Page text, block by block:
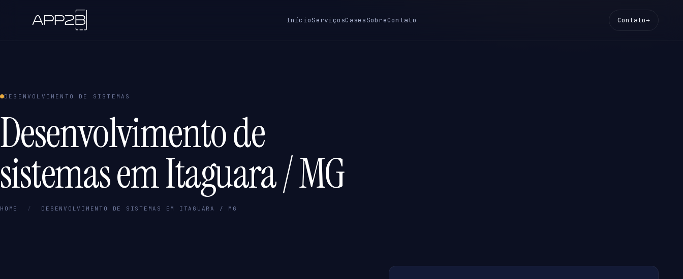
InícioServiçosCasesSobreContato Contato→
DESENVOLVIMENTO DE SISTEMAS
Desenvolvimento de
sistemas em Itaguara / MG
HOME / DESENVOLVIMENTO DE SISTEMAS EM ITAGUARA / MG